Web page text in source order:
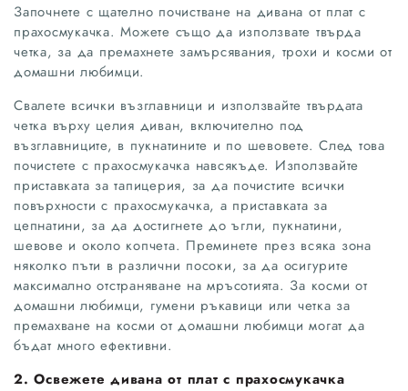
Започнете с щателно почистване на дивана от плат с
прахосмукачка. Можете също да използвате твърда
четка, за да премахнете замърсявания, трохи и косми от
домашни любимци.
Свалете всички възглавници и използвайте твърдата
четка върху целия диван, включително под
възглавниците, в пукнатините и по шевовете. След това
почистете с прахосмукачка навсякъде. Използвайте
приставката за тапицерия, за да почистите всички
повърхности с прахосмукачка, а приставката за
цепнатини, за да достигнете до ъгли, пукнатини,
шевове и около копчета. Преминете през всяка зона
няколко пъти в различни посоки, за да осигурите
максимално отстраняване на мръсотията. За косми от
домашни любимци, гумени ръкавици или четка за
премахване на косми от домашни любимци могат да
бъдат много ефективни.
2. Освежете дивана от плат с прахосмукачка